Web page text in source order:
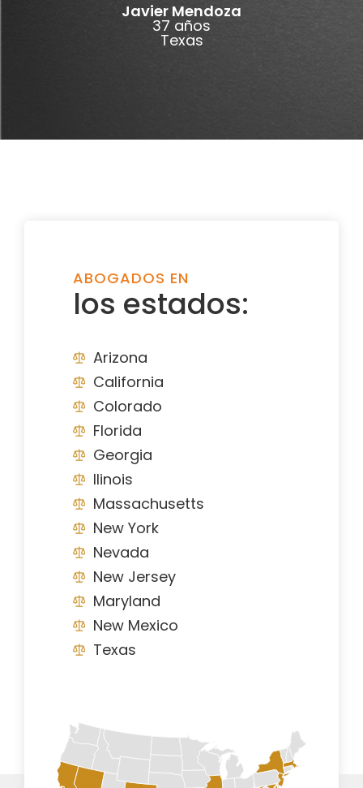
Javier Mendoza
37 años
Texas
ABOGADOS EN
los estados:
Arizona
California
Colorado
Florida
Georgia
Ilinois
Massachusetts
New York
Nevada
New Jersey
Maryland
New Mexico
Texas